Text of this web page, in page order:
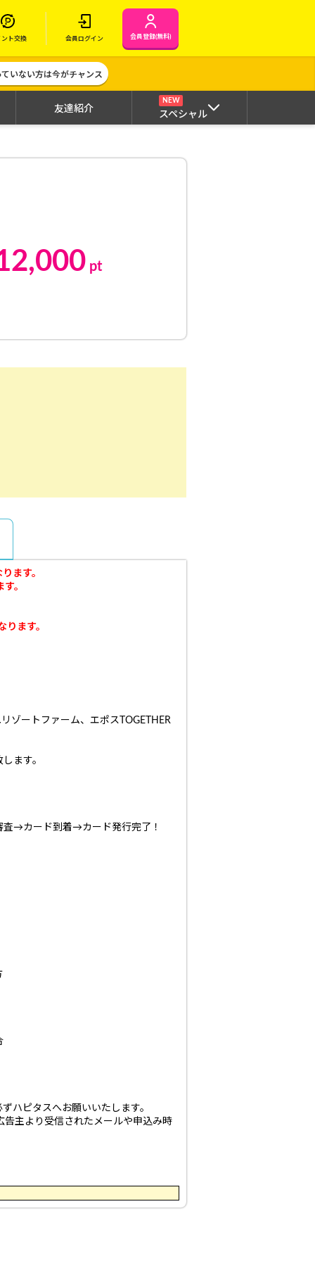
ント交換 会員ログイン 会員登録(無料)
いない方は今がチャンス
友達紹介
NEW
スペシャル
pt
ます。
。
ます。
ゾートファーム、エポスTOGETHER
ます。
→カード到着→カード発行完了！
ハピタスへお願いいたします。
告主より受信されたメールや申込み時